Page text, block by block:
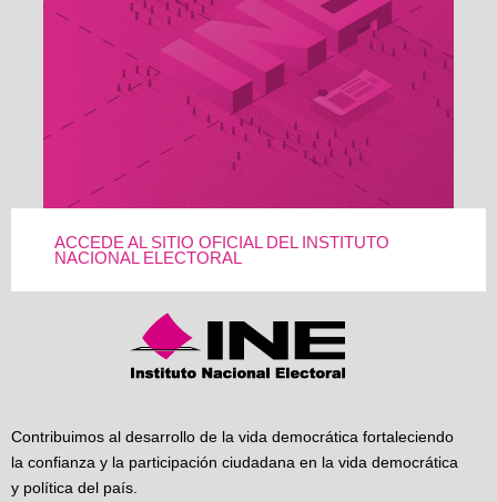
ACCEDE AL SITIO OFICIAL DEL INSTITUTO
NACIONAL ELECTORAL
Contribuimos al desarrollo de la vida democrática fortaleciendo
la confianza y la participación ciudadana en la vida democrática
y política del país.